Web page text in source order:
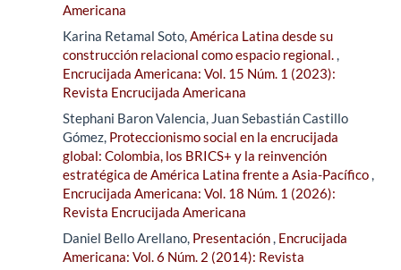
Americana
Karina Retamal Soto,América Latina desde su
construcción relacional como espacio regional.,
Encrucijada Americana: Vol. 15 Núm. 1 (2023):
Revista Encrucijada Americana
Stephani Baron Valencia, Juan Sebastián Castillo
Gómez, Proteccionismo social en la encrucijada
global: Colombia, los BRICS+ y la reinvención
estratégica de América Latina frente a Asia-Pacífico,
Encrucijada Americana: Vol. 18 Núm. 1 (2026):
Revista Encrucijada Americana
Daniel Bello Arellano, Presentación, Encrucijada
Americana: Vol. 6 Núm. 2 (2014): Revista